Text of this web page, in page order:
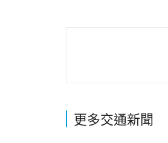
更多交通新聞